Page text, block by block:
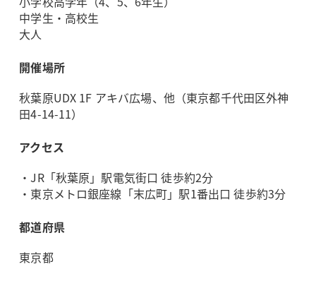
中学生・高校生
大人
開催場所
秋葉原UDX 1F アキバ広場、他（東京都千代田区外神
田4-14-11）
アクセス
・JR「秋葉原」駅電気街口 徒歩約2分
・東京メトロ銀座線「末広町」駅1番出口 徒歩約3分
都道府県
東京都